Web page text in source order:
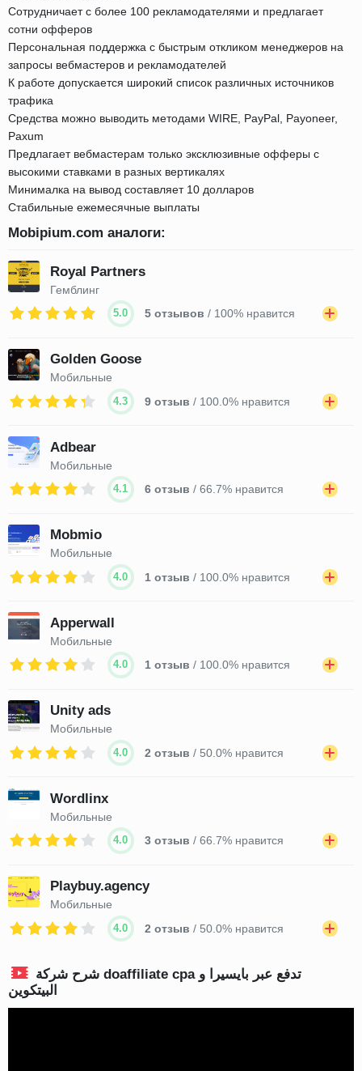
Сотрудничает с более 100 рекламодателями и предлагает
сотни офферов
Персональная поддержка с быстрым откликом менеджеров на
запросы вебмастеров и рекламодателей
К работе допускается широкий список различных источников
трафика
Средства можно выводить методами WIRE, PayPal, Payoneer,
Paxum
Предлагает вебмастерам только эксклюзивные офферы с
высокими ставками в разных вертикалях
Минималка на вывод составляет 10 долларов
Стабильные ежемесячные выплаты
Mobipium.com аналоги:
Royal Partners
Гемблинг
5.0 5 отзывов / 100% нравится
Golden Goose
Мобильные
4.3 9 отзыв / 100.0% нравится
Adbear
Мобильные
4.1 6 отзыв / 66.7% нравится
Mobmio
Мобильные
4.0 1 отзыв / 100.0% нравится
Apperwall
Мобильные
4.0 1 отзыв / 100.0% нравится
Unity ads
Мобильные
4.0 2 отзыв / 50.0% нравится
Wordlinx
Мобильные
4.0 3 отзыв / 66.7% нравится
Playbuy.agency
Мобильные
4.0 2 отзыв / 50.0% нравится
البيتكوين